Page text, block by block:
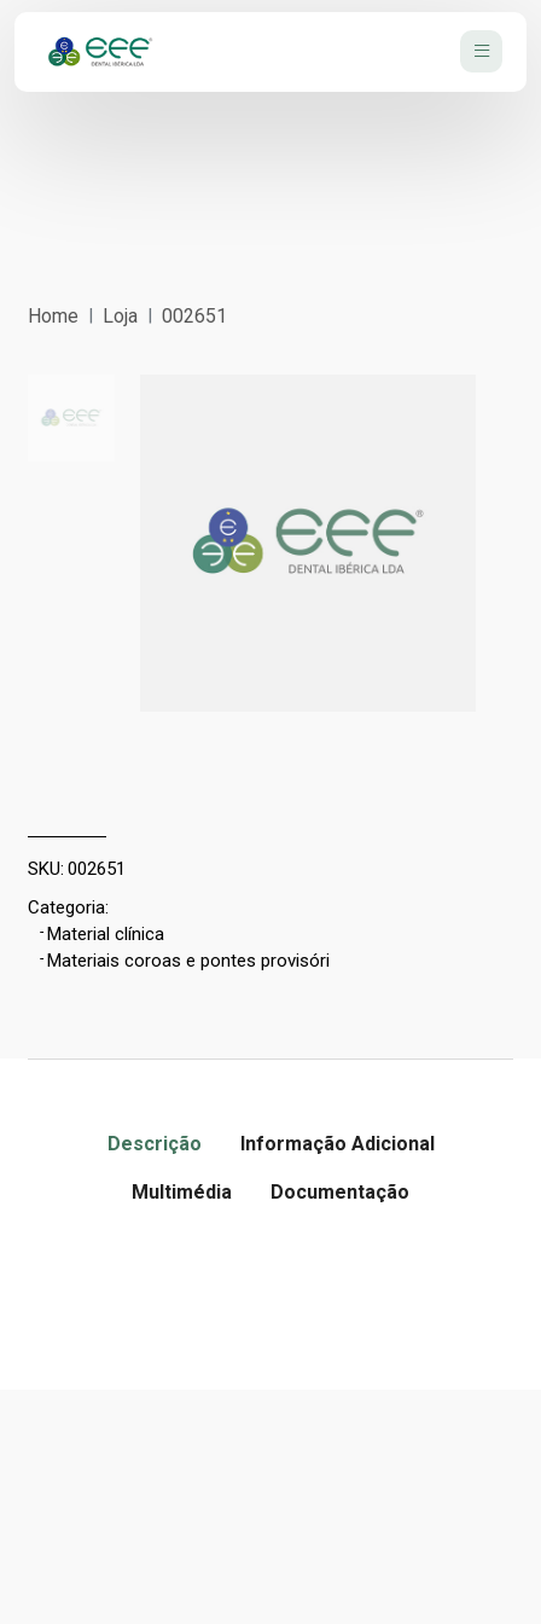
Home Loja 002651
SKU: 002651
Categoria:
-Material clínica
-Materiais coroas e pontes provisóri
Descrição Informação Adicional
Multimédia Documentação